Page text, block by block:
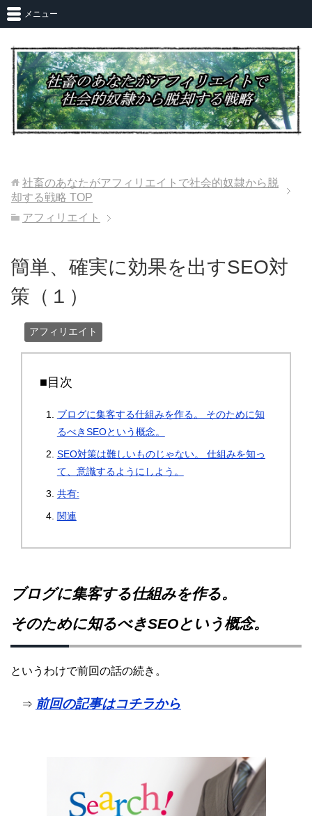
メニュー
社畜のあなたがアフィリエイトで社会的奴隷から脱
却する戦略 TOP
アフィリエイト
簡単、確実に効果を出すSEO対
策（１）
アフィリエイト
■目次
ブログに集客する仕組みを作る。 そのために知
るべきSEOという概念。
SEO対策は難しいものじゃない。 仕組みを知っ
て、意識するようにしよう。
共有:
関連
ブログに集客する仕組みを作る。
そのために知るべきSEOという概念。
というわけで前回の話の続き。
⇒ 前回の記事はコチラから